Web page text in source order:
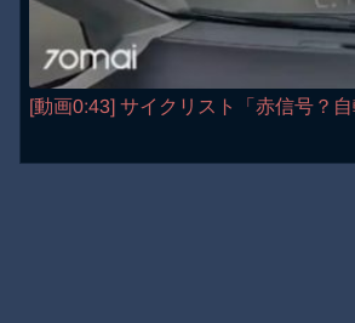
[動画0:43] サイクリスト「赤信号？